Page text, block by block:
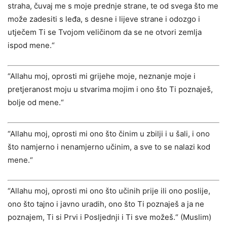
straha, čuvaj me s moje prednje strane, te od svega što me
može zadesiti s leđa, s desne i lijeve strane i odozgo i
utječem Ti se Tvojom veličinom da se ne otvori zemlja
ispod mene.“
“Allahu moj, oprosti mi grijehe moje, neznanje moje i
pretjeranost moju u stvarima mojim i ono što Ti poznaješ,
bolje od mene.“
“Allahu moj, oprosti mi ono što činim u zbilji i u šali, i ono
što namjerno i nenamjerno učinim, a sve to se nalazi kod
mene.“
“Allahu moj, oprosti mi ono što učinih prije ili ono poslije,
ono što tajno i javno uradih, ono što Ti poznaješ a ja ne
poznajem, Ti si Prvi i Posljednji i Ti sve možeš.“ (Muslim)